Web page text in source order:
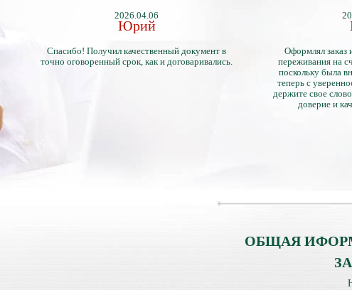
2026.04.06
Юрий
Спасибо! Получил качественный документ в
точно оговоренный срок, как и договаривались.
Оформлял заказ
переживания на
поскольку была
теперь с
держите свое
доверие и
ОБЩАЯ